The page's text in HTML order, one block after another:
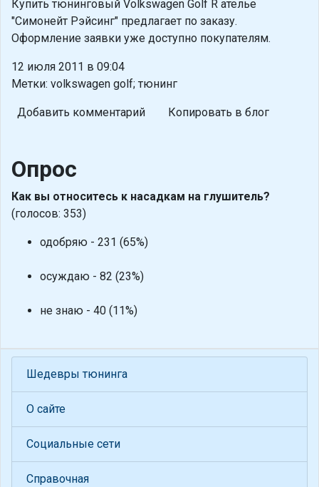
Купить тюнинговый Volkswagen Golf R ателье
"Симонейт Рэйсинг" предлагает по заказу.
Оформление заявки уже доступно покупателям.
12 июля 2011 в 09:04
Метки: volkswagen golf; тюнинг
Добавить комментарий Копировать в блог
Опрос
Как вы относитесь к насадкам на глушитель?
(голосов: 353)
одобряю - 231 (65%)
осуждаю - 82 (23%)
не знаю - 40 (11%)
Шедевры тюнинга
О сайте
Социальные сети
Справочная